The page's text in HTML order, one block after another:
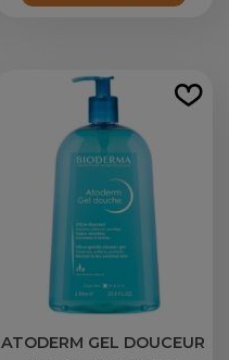
ATODERM GEL DOUCEUR